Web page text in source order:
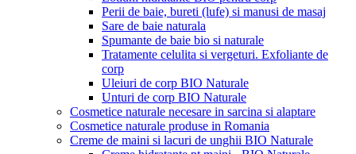
Perii de baie, bureti (lufe) si manusi de masaj
Sare de baie naturala
Spumante de baie bio si naturale
Tratamente celulita si vergeturi. Exfoliante de
corp
Uleiuri de corp BIO Naturale
Unturi de corp BIO Naturale
Cosmetice naturale necesare in sarcina si alaptare
Cosmetice naturale produse in Romania
Creme de maini si lacuri de unghii BIO Naturale